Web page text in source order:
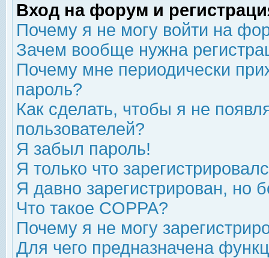
Вход на форум и
Почему я не могу войти на
Зачем вообще нужна
Почему мне периодически
пароль?
Как сделать, чтобы я не
пользователей?
Я забыл пароль!
Я только что
Я давно зарегистрирован, но
Что такое COPPA?
Почему я не могу
Для чего предназначена